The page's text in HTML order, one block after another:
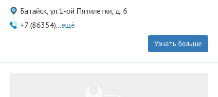
Батайск, ул.1-ой Пятилетки, д. 6
+7 (86354)...ещё
Узнать больше